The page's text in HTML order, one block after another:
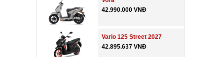
42.990.000 VNĐ
Vario 125 Street 2027
42.895.637 VNĐ